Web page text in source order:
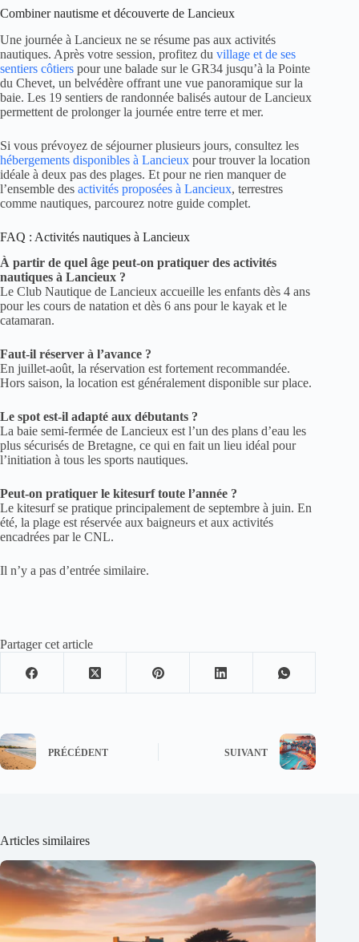
Combiner nautisme et découverte de Lancieux
Une journée à Lancieux ne se résume pas aux activités
nautiques. Après votre session, profitez du village et de ses
sentiers côtiers pour une balade sur le GR34 jusqu’à la Pointe
du Chevet, un belvédère offrant une vue panoramique sur la
baie. Les 19 sentiers de randonnée balisés autour de Lancieux
permettent de prolonger la journée entre terre et mer.
Si vous prévoyez de séjourner plusieurs jours, consultez les
hébergements disponibles à Lancieux pour trouver la location
idéale à deux pas des plages. Et pour ne rien manquer de
l’ensemble des activités proposées à Lancieux, terrestres
comme nautiques, parcourez notre guide complet.
FAQ : Activités nautiques à Lancieux
À partir de quel âge peut-on pratiquer des activités
nautiques à Lancieux ?
Le Club Nautique de Lancieux accueille les enfants dès 4 ans
pour les cours de natation et dès 6 ans pour le kayak et le
catamaran.
Faut-il réserver à l’avance ?
En juillet-août, la réservation est fortement recommandée.
Hors saison, la location est généralement disponible sur place.
Le spot est-il adapté aux débutants ?
La baie semi-fermée de Lancieux est l’un des plans d’eau les
plus sécurisés de Bretagne, ce qui en fait un lieu idéal pour
l’initiation à tous les sports nautiques.
Peut-on pratiquer le kitesurf toute l’année ?
Le kitesurf se pratique principalement de septembre à juin. En
été, la plage est réservée aux baigneurs et aux activités
encadrées par le CNL.
Il n’y a pas d’entrée similaire.
Partager cet article
PRÉCÉDENT SUIVANT
Articles similaires